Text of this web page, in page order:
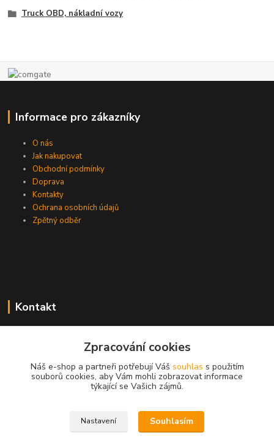
Truck OBD, nákladní vozy
Informace pro zákazníky
O nás
Jak nakupovat
Obchodní podmínky
Doprava
Kontakty
Ochrana osobních údajů
Zpětný odběr
Kontakt
Zpracování cookies
Náš e-shop a partneři potřebují Váš souhlas s použitím
souborů cookies, aby Vám mohli zobrazovat informace
týkající se Vašich zájmů.
Nastavení Souhlasím